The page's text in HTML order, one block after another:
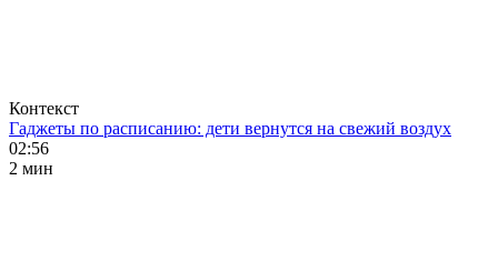
Контекст
Гаджеты по расписанию: дети вернутся на свежий воздух
02:56
2 мин